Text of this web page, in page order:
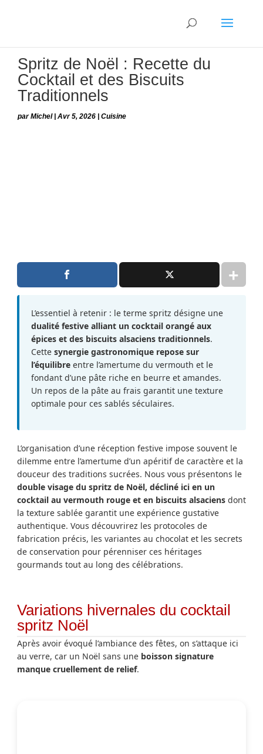
Spritz de Noël : Recette du
Cocktail et des Biscuits
Traditionnels
parMichel| Avr 5, 2026 Cuisine
L’essentiel à retenir : le terme spritz désigne une
dualité festive alliant un cocktail orangé aux
épices et des biscuits alsaciens traditionnels.
Cette synergie gastronomique repose sur
l’équilibreentre l’amertume du vermouth et le
fondant d’une pâte riche en beurre et amandes.
Un repos de la pâte au frais garantit une texture
optimale pour ces sablés séculaires.
L’organisation d’une réception festive impose souvent le
dilemme entre l’amertume d’un apéritif de caractère et la
douceur des traditions sucrées. Nous vous présentons le
double visage du spritz de Noël, décliné ici en un
cocktail au vermouth rouge et en biscuits alsaciensdont
la texture sablée garantit une expérience gustative
authentique. Vous découvrirez les protocoles de
fabrication précis, les variantes au chocolat et les secrets
de conservation pour pérenniser ces héritages
gourmands tout au long des célébrations.
Variations hivernales du cocktail
spritz Noël
Après avoir évoqué l’ambiance des fêtes, on s’attaque ici
au verre, car un Noël sans une boisson signature
manque cruellement de relief.